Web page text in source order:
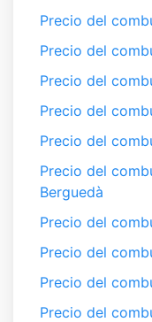
Precio del
Precio del
Precio del
Precio del
Precio del
Precio del
Berguedà
Precio del
Precio del
Precio del
Precio del